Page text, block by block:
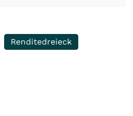
Renditedreieck